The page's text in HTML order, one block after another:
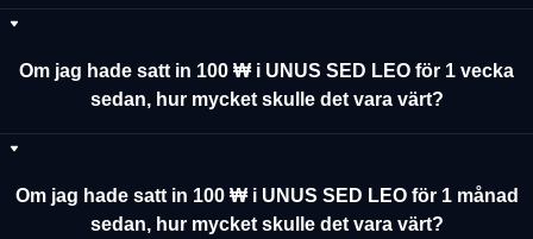
Om jag hade satt in 100 ₩ i UNUS SED LEO för 1 vecka
sedan, hur mycket skulle det vara värt?
Om jag hade satt in 100 ₩ i UNUS SED LEO för 1 månad
sedan, hur mycket skulle det vara värt?